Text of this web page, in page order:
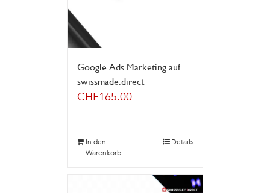
Google Ads Marketing auf
swissmade.direct
CHF165.00
In den
Warenkorb
Details